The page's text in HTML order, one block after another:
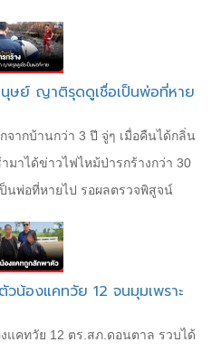
ษย์ ญาติรุดดูเชื่อเป็นพ่อที่หาย
จากบ้านกว่า 3 ปี จู่ๆ เมื่อคืนได้กลิ่น
มาได้ข่าวไฟไหม้ป่ารกร้างกว่า 30
นพ่อที่หายไป รอผลตรวจพิสูจน์
น้องแคทวัย 12 จนมุมเพราะ
แคทวัย 12 ตร.สภ.ดอนตาล รวบได้